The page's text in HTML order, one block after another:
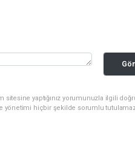
yaptığınız yorumunuzla ilgili
yönetimi hiçbir şekilde sorumlu